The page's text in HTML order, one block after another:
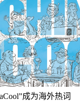
成为海外热词